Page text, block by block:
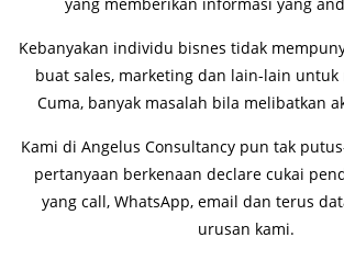
yang memberikan informasi yang
Kebanyakan individu bisnes tidak
buat sales, marketing dan lain-lain untuk
Cuma, banyak masalah bila melibatkan
Kami di Angelus Consultancy pun tak
pertanyaan berkenaan declare cukai
yang call, WhatsApp, email dan terus
urusan kami.